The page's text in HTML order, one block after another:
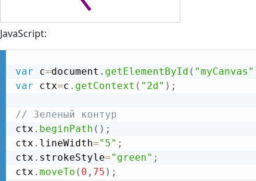
JavaScript:
var c=document . getElementById ( "myCanvas"
var ctx=c . getContext ( "2d" ) ;
// Зеленый контур
ctx . beginPath ( ) ;
ctx . lineWidth="5" ;
ctx . strokeStyle="green" ;
ctx . moveTo ( 0 , 75 ) ;